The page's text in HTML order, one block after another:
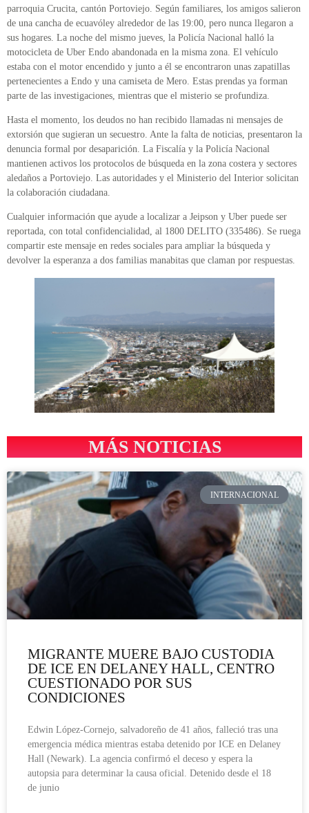
parroquia Crucita, cantón Portoviejo. Según familiares, los amigos salieron
de una cancha de ecuavóley alrededor de las 19:00, pero nunca llegaron a
sus hogares. La noche del mismo jueves, la Policía Nacional halló la
motocicleta de Uber Endo abandonada en la misma zona. El vehículo
estaba con el motor encendido y junto a él se encontraron unas zapatillas
pertenecientes a Endo y una camiseta de Mero. Estas prendas ya forman
parte de las investigaciones, mientras que el misterio se profundiza.
Hasta el momento, los deudos no han recibido llamadas ni mensajes de
extorsión que sugieran un secuestro. Ante la falta de noticias, presentaron la
denuncia formal por desaparición. La Fiscalía y la Policía Nacional
mantienen activos los protocolos de búsqueda en la zona costera y sectores
aledaños a Portoviejo. Las autoridades y el Ministerio del Interior solicitan
la colaboración ciudadana.
Cualquier información que ayude a localizar a Jeipson y Uber puede ser
reportada, con total confidencialidad, al 1800 DELITO (335486). Se ruega
compartir este mensaje en redes sociales para ampliar la búsqueda y
devolver la esperanza a dos familias manabitas que claman por respuestas.
MÁS NOTICIAS
INTERNACIONAL
MIGRANTE MUERE BAJO CUSTODIA
DE ICE EN DELANEY HALL, CENTRO
CUESTIONADO POR SUS
CONDICIONES
Edwin López-Cornejo, salvadoreño de 41 años, falleció tras una
emergencia médica mientras estaba detenido por ICE en Delaney
Hall (Newark). La agencia confirmó el deceso y espera la
autopsia para determinar la causa oficial. Detenido desde el 18
de junio